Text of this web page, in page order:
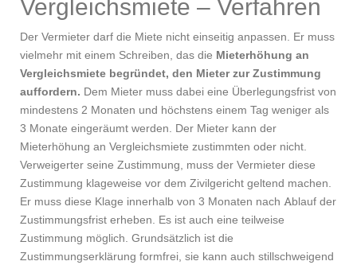
Der Vermieter darf die Miete nicht einseitig anpassen. Er muss
vielmehr mit einem Schreiben, das die Mieterhöhung an
Vergleichsmiete begründet, den Mieter zur Zustimmung
auffordern. Dem Mieter muss dabei eine Überlegungsfrist von
mindestens 2 Monaten und höchstens einem Tag weniger als
3 Monate eingeräumt werden. Der Mieter kann der
Mieterhöhung an Vergleichsmiete zustimmten oder nicht.
Verweigerter seine Zustimmung, muss der Vermieter diese
Zustimmung klageweise vor dem Zivilgericht geltend machen.
Er muss diese Klage innerhalb von 3 Monaten nach Ablauf der
Zustimmungsfrist erheben. Es ist auch eine teilweise
Zustimmung möglich. Grundsätzlich ist die
Zustimmungserklärung formfrei, sie kann auch stillschweigend